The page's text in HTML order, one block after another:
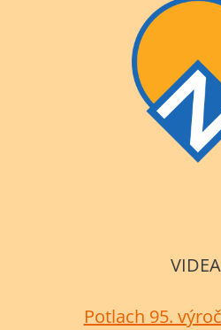
Potlach 95.